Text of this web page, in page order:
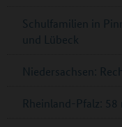
Schulfamilien in
und Lübeck
Niedersachsen:
Rheinland-Pfalz: